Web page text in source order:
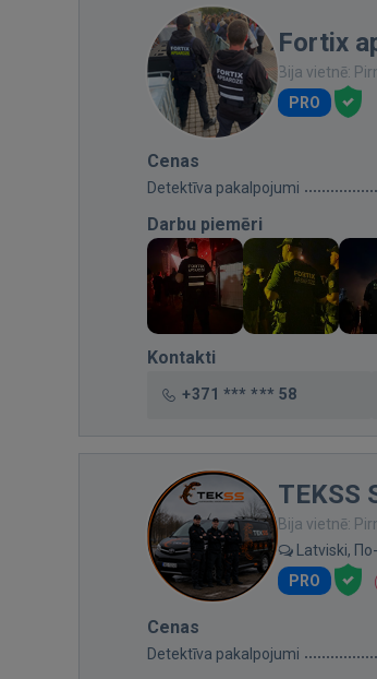
Fortix
Bija vietnē:
PRO
Cenas
Detektīva pakalpojumi
Darbu piemēri
Kontakti
+371 *** *** 58
TEKSS
Bija vietnē:
Latviski,
PRO
Cenas
Detektīva pakalpojumi